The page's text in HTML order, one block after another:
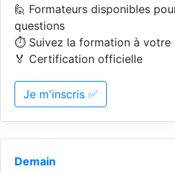
🙋 Formateurs disponibles
questions
⏱️ Suivez la formation à votre
🏅 Certification officielle
Je m'inscris ✅
Demain